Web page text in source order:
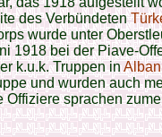
des Verbündeten
wurde unter
1918 bei der Piave-
k.u.k. Truppen in
und wurden auch
sprachen